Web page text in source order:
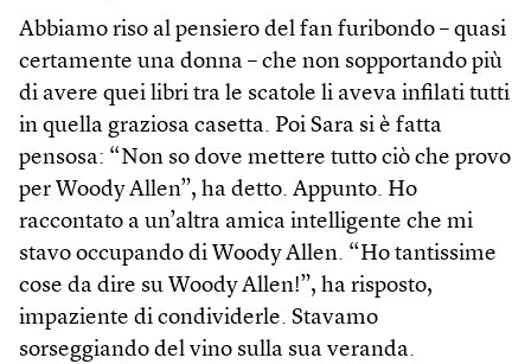
Abbiamo riso al pensiero del fan furibondo – quasi
certamente una donna – che non sopportando più
di avere quei libri tra le scatole li aveva infilati tutti
in quella graziosa casetta. Poi Sara si è fatta
pensosa: “Non so dove mettere tutto ciò che provo
per Woody Allen”, ha detto. Appunto. Ho
raccontato a un’altra amica intelligente che mi
stavo occupando di Woody Allen. “Ho tantissime
cose da dire su Woody Allen!”, ha risposto,
impaziente di condividerle. Stavamo
sorseggiando del vino sulla sua veranda.